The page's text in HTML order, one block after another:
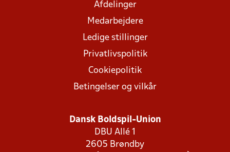
Afdelinger
Medarbejdere
Ledige stillinger
Privatlivspolitik
Cookiepolitik
Betingelser og vilkår
Dansk Boldspil-Union
DBU Allé 1
2605 Brøndby